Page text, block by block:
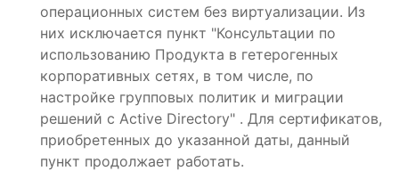
операционных систем без виртуализации. Из
них исключается пункт "Консультации по
использованию Продукта в гетерогенных
корпоративных сетях, в том числе, по
настройке групповых политик и миграции
решений с Active Directory" . Для сертификатов,
приобретенных до указанной даты, данный
пункт продолжает работать.